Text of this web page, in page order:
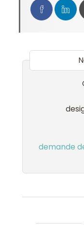
demande